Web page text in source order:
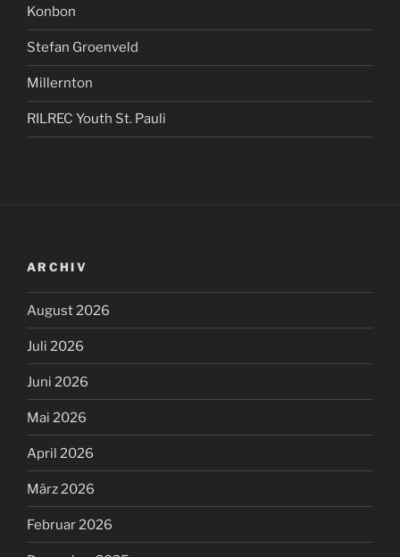
Konbon
Stefan Groenveld
Millernton
RILREC Youth St. Pauli
ARCHIV
August 2026
Juli 2026
Juni 2026
Mai 2026
April 2026
März 2026
Februar 2026